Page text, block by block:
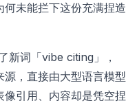
未能拦下这份充满捏造
新词「vibe citing」，
，直接由大型语言模型
引用、内容却是凭空捏